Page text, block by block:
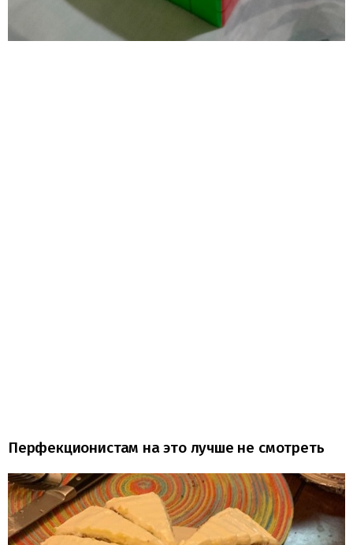
Перфекционистам на это лучше не смотреть